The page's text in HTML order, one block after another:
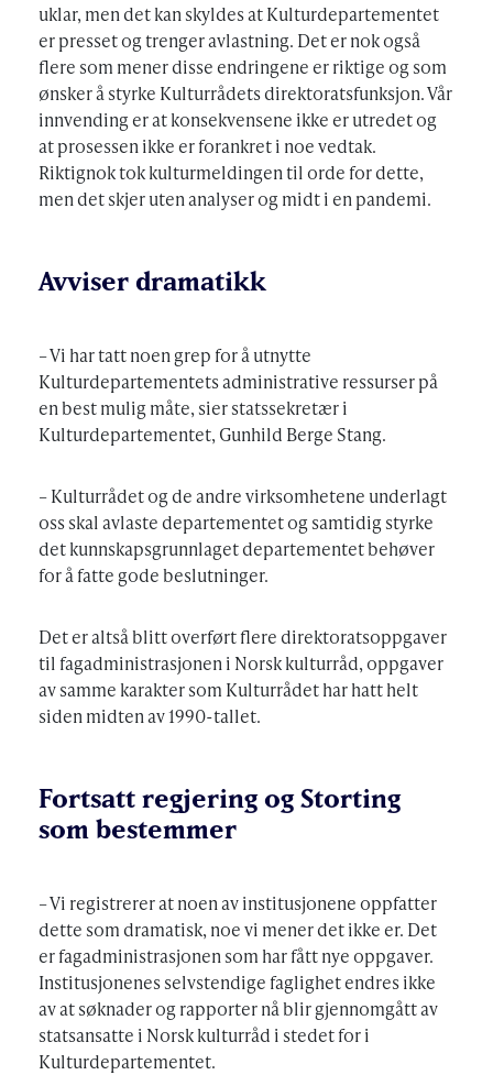
uklar, men det kan skyldes at Kulturdepartementet
er presset og trenger avlastning. Det er nok også
flere som mener disse endringene er riktige og som
ønsker å styrke Kulturrådets direktoratsfunksjon. Vår
innvending er at konsekvensene ikke er utredet og
at prosessen ikke er forankret i noe vedtak.
Riktignok tok kulturmeldingen til orde for dette,
men det skjer uten analyser og midt i en pandemi.
Avviser dramatikk
– Vi har tatt noen grep for å utnytte
Kulturdepartementets administrative ressurser på
en best mulig måte, sier statssekretær i
Kulturdepartementet, Gunhild Berge Stang.
– Kulturrådet og de andre virksomhetene underlagt
oss skal avlaste departementet og samtidig styrke
det kunnskapsgrunnlaget departementet behøver
for å fatte gode beslutninger.
Det er altså blitt overført flere direktoratsoppgaver
til fagadministrasjonen i Norsk kulturråd, oppgaver
av samme karakter som Kulturrådet har hatt helt
siden midten av 1990-tallet.
Fortsatt regjering og Storting
som bestemmer
– Vi registrerer at noen av institusjonene oppfatter
dette som dramatisk, noe vi mener det ikke er. Det
er fagadministrasjonen som har fått nye oppgaver.
Institusjonenes selvstendige faglighet endres ikke
av at søknader og rapporter nå blir gjennomgått av
statsansatte i Norsk kulturråd i stedet for i
Kulturdepartementet.